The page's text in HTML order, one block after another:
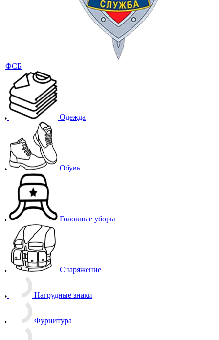
ФСБ
Одежда
Обувь
Головные уборы
Снаряжение
Нагрудные знаки
Фурнитура